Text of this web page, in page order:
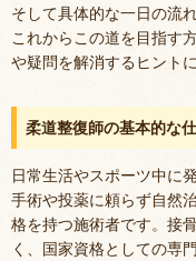
そして具体的な一日の流
これからこの道を目指す
や疑問を解消するヒント
柔道整復師の基本的な
日常生活やスポーツ中に
手術や投薬に頼らず自然
格を持つ施術者です。接
く、国家資格としての専